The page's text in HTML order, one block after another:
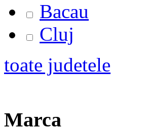
Bacau
Cluj
toate judetele
Marca